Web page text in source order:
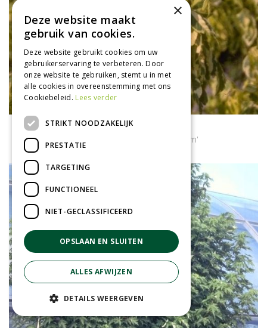
Vederesdoorn
Acer negundo 'Aureomarginatum'
×
Deze website maakt
gebruik van cookies.
Deze website gebruikt cookies om uw
gebruikerservaring te verbeteren. Door
onze website te gebruiken, stemt u in met
alle cookies in overeenstemming met ons
Cookiebeleid. Lees verder
STRIKT NOODZAKELIJK
PRESTATIE
TARGETING
FUNCTIONEEL
NIET-GECLASSIFICEERD
OPSLAAN EN SLUITEN
ALLES AFWIJZEN
DETAILS WEERGEVEN